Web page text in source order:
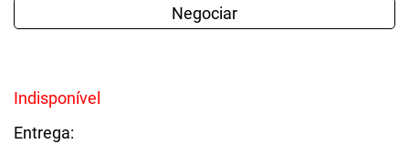
Negociar
Indisponível
Entrega: